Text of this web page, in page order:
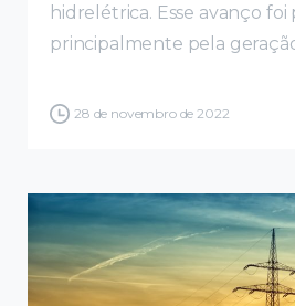
hidrelétrica. Esse avanço foi
principalmente pela
28 de novembro de 2022